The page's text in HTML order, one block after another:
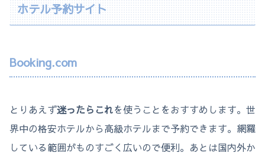
ホテル予約サイト
Booking.com
とりあえず迷ったらこれを使うことをおすすめします。世
界中の格安ホテルから高級ホテルまで予約できます。網羅
している範囲がものすごく広いので便利。あとは国内外か